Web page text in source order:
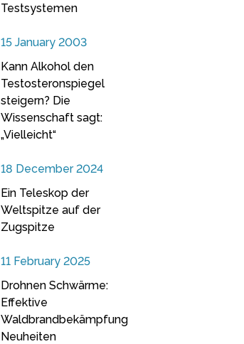
Testsystemen
15 January 2003
Kann Alkohol den
Testosteronspiegel
steigern? Die
Wissenschaft sagt:
„Vielleicht“
18 December 2024
Ein Teleskop der
Weltspitze auf der
Zugspitze
11 February 2025
Drohnen Schwärme:
Effektive
Waldbrandbekämpfung
Neuheiten